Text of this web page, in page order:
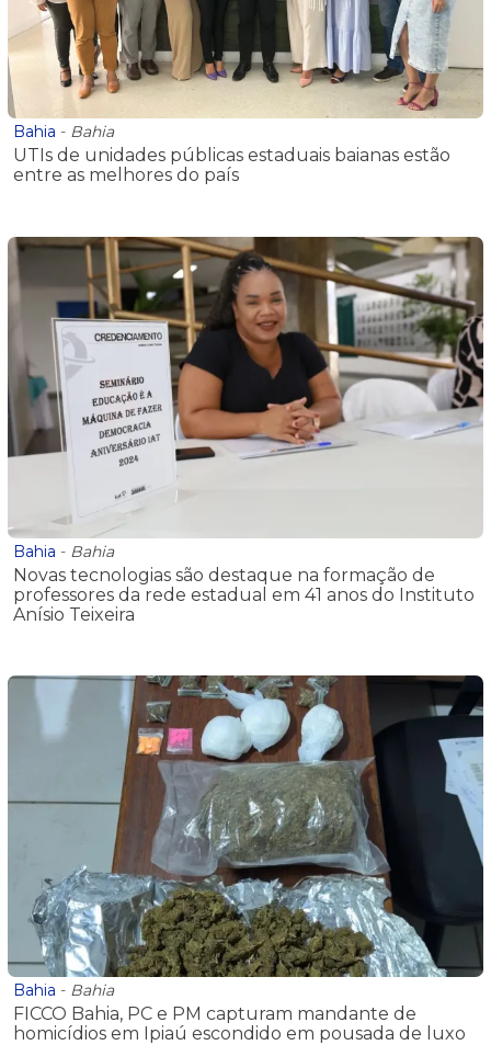
Bahia - Bahia
UTIs de unidades públicas estaduais baianas estão
entre as melhores do país
Bahia - Bahia
Novas tecnologias são destaque na formação de
professores da rede estadual em 41 anos do Instituto
Anísio Teixeira
Bahia - Bahia
FICCO Bahia, PC e PM capturam mandante de
homicídios em Ipiaú escondido em pousada de luxo